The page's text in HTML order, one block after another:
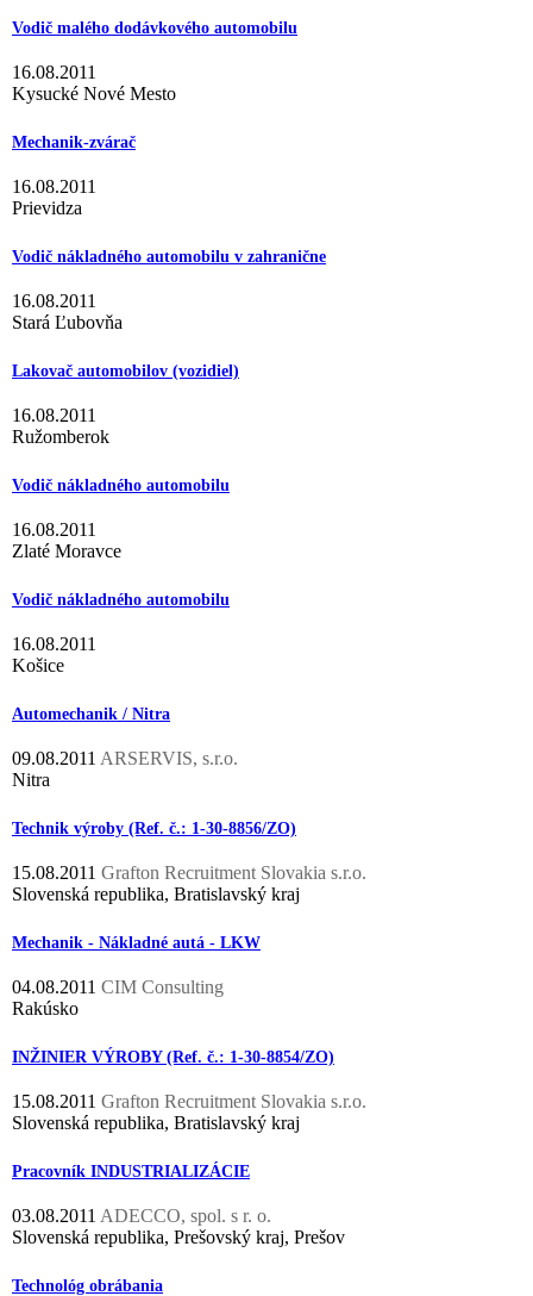
Vodič malého dodávkového automobilu
16.08.2011
Kysucké Nové Mesto
Mechanik-zvárač
16.08.2011
Prievidza
Vodič nákladného automobilu v zahranične
16.08.2011
Stará Ľubovňa
Lakovač automobilov (vozidiel)
16.08.2011
Ružomberok
Vodič nákladného automobilu
16.08.2011
Zlaté Moravce
Vodič nákladného automobilu
16.08.2011
Košice
Automechanik / Nitra
09.08.2011 ARSERVIS, s.r.o.
Nitra
Technik výroby (Ref. č.: 1-30-8856/ZO)
15.08.2011 Grafton Recruitment Slovakia s.r.o.
Slovenská republika, Bratislavský kraj
Mechanik - Nákladné autá - LKW
04.08.2011 CIM Consulting
Rakúsko
INŽINIER VÝROBY (Ref. č.: 1-30-8854/ZO)
15.08.2011 Grafton Recruitment Slovakia s.r.o.
Slovenská republika, Bratislavský kraj
Pracovník INDUSTRIALIZÁCIE
03.08.2011 ADECCO, spol. s r. o.
Slovenská republika, Prešovský kraj, Prešov
Technológ obrábania